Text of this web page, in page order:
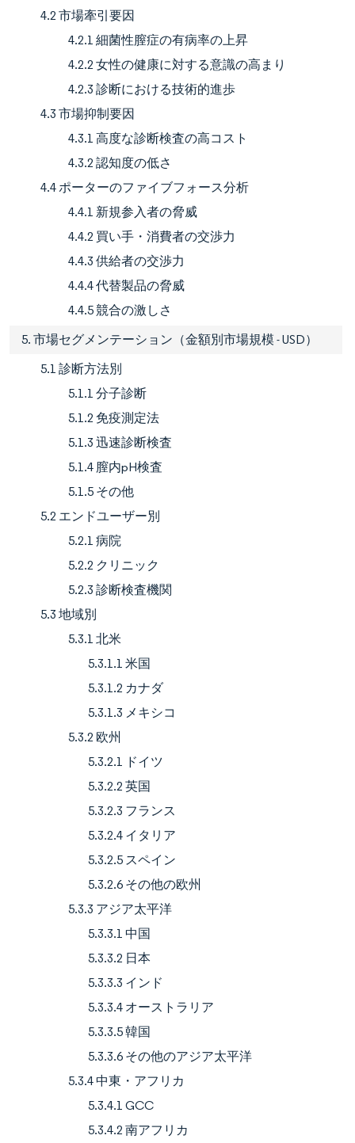
4.2 市場牽引要因
4.2.1 細菌性膣症の有病率の上昇
4.2.2 女性の健康に対する意識の高まり
4.2.3 診断における技術的進歩
4.3 市場抑制要因
4.3.1 高度な診断検査の高コスト
4.3.2 認知度の低さ
4.4 ポーターのファイブフォース分析
4.4.1 新規参入者の脅威
4.4.2 買い手・消費者の交渉力
4.4.3 供給者の交渉力
4.4.4 代替製品の脅威
4.4.5 競合の激しさ
5. 市場セグメンテーション（金額別市場規模 - USD）
5.1 診断方法別
5.1.1 分子診断
5.1.2 免疫測定法
5.1.3 迅速診断検査
5.1.4 膣内pH検査
5.1.5 その他
5.2 エンドユーザー別
5.2.1 病院
5.2.2 クリニック
5.2.3 診断検査機関
5.3 地域別
5.3.1 北米
5.3.1.1 米国
5.3.1.2 カナダ
5.3.1.3 メキシコ
5.3.2 欧州
5.3.2.1 ドイツ
5.3.2.2 英国
5.3.2.3 フランス
5.3.2.4 イタリア
5.3.2.5 スペイン
5.3.2.6 その他の欧州
5.3.3 アジア太平洋
5.3.3.1 中国
5.3.3.2 日本
5.3.3.3 インド
5.3.3.4 オーストラリア
5.3.3.5 韓国
5.3.3.6 その他のアジア太平洋
5.3.4 中東・アフリカ
5.3.4.1 GCC
5.3.4.2 南アフリカ